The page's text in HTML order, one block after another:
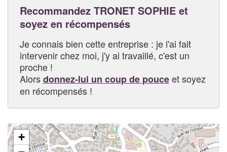
Recommandez TRONET SOPHIE et
soyez en récompensés
Je connais bien cette entreprise : je l'ai fait
intervenir chez moi, j'y ai travaillé, c'est un
proche !
Alorsdonnez-lui un coup de pouceet soyez
en récompensés !
+